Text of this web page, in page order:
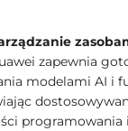
zapewnia
modelami AI i
programowania